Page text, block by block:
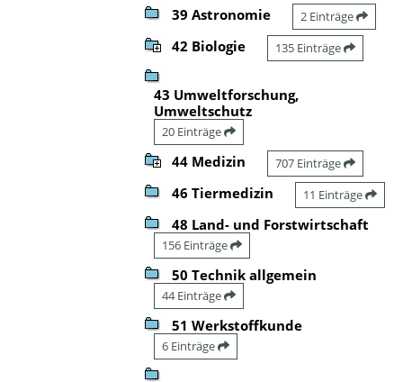
39 Astronomie 2 Einträge
42 Biologie 135 Einträge
43 Umweltforschung,
Umweltschutz
20 Einträge
44 Medizin 707 Einträge
46 Tiermedizin 11 Einträge
48 Land- und Forstwirtschaft
156 Einträge
50 Technik allgemein
44 Einträge
51 Werkstoffkunde
6 Einträge